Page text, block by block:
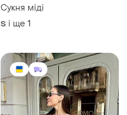
Сукня міді
S і ще 1